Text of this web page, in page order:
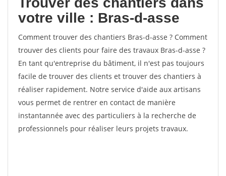
votre ville : Bras-d-asse
Comment trouver des chantiers Bras-d-asse ? Comment
trouver des clients pour faire des travaux Bras-d-asse ?
En tant qu'entreprise du bâtiment, il n'est pas toujours
facile de trouver des clients et trouver des chantiers à
réaliser rapidement. Notre service d'aide aux artisans
vous permet de rentrer en contact de manière
instantannée avec des particuliers à la recherche de
professionnels pour réaliser leurs projets travaux.